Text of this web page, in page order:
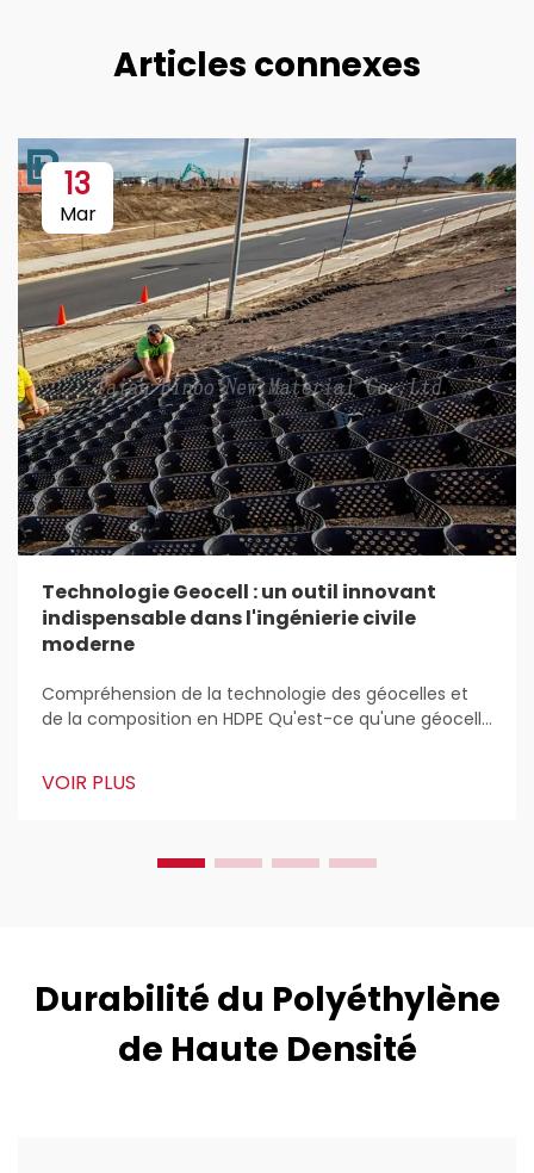
Articles connexes
13
Mar
Technologie Geocell : un outil innovant
indispensable dans l'ingénierie civile
moderne
Compréhension de la technologie des géocelles et
de la composition en HDPE Qu'est-ce qu'une géocelle
dans les travaux de construction. Les ingénieurs civils
VOIR PLUS
Durabilité du Polyéthylène
de Haute Densité